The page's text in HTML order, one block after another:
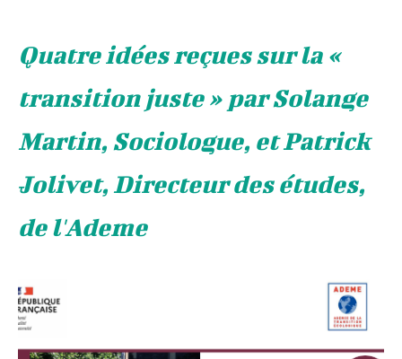
Quatre idées reçues sur la «
transition juste » par Solange
Martin, Sociologue, et Patrick
Jolivet, Directeur des études,
de l'Ademe